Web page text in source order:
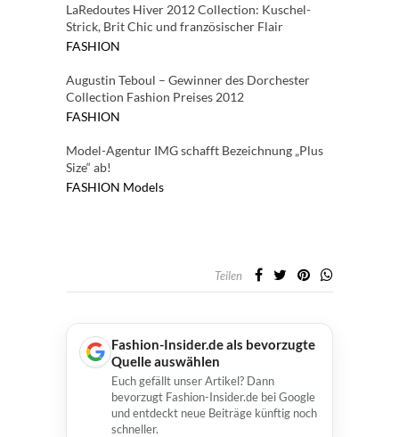
LaRedoutes Hiver 2012 Collection: Kuschel-
Strick, Brit Chic und französischer Flair
FASHION
Augustin Teboul – Gewinner des Dorchester
Collection Fashion Preises 2012
FASHION
Model-Agentur IMG schafft Bezeichnung „Plus
Size“ ab!
FASHION Models
Teilen
Fashion-Insider.de als bevorzugte
Quelle auswählen
Euch gefällt unser Artikel? Dann
bevorzugt Fashion-Insider.de bei Google
und entdeckt neue Beiträge künftig noch
schneller.